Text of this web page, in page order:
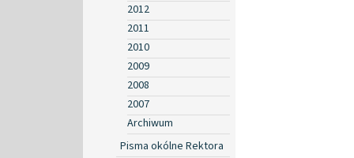
2012
2011
2010
2009
2008
2007
Archiwum
Pisma okólne Rektora